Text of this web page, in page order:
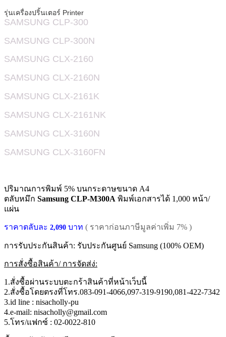
รุ่นเครื่องปริ้นเตอร์ Printer
SAMSUNG CLP-300
SAMSUNG CLP-300N
SAMSUNG CLX-2160
SAMSUNG CLX-2160N
SAMSUNG CLX-2161K
SAMSUNG CLX-2161NK
SAMSUNG CLX-3160N
SAMSUNG CLX-3160FN
ปริมาณการพิมพ์ 5% บนกระดาษขนาด A4
ตลับหมึก Samsung CLP-M300A พิมพ์เอกสารได้ 1,000 หน้า/
แผ่น
ราคาตลับละ 2,090 บาท ( ราคาก่อนภาษีมูลค่าเพิ่ม 7% )
การรับประกันสินค้า: รับประกันศูนย์ Samsung (100% OEM)
การสั่งซื้อสินค้า/ การจัดส่ง่:
1.สั่งซื้อผ่านระบบตะกร้าสินค้าที่หน้าเว็บนี้
2.สั่งซื้อโดยตรงที่โทร.083-091-4066,097-319-9190,081-422-7342
3.id line : nisacholly-pu
4.e-mail: nisacholly@gmail.com
5.โทร/แฟกซ์ : 02-0022-810